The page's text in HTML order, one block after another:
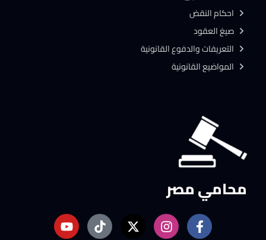
محامي مصر
احكام النقض
صيغ العقود
التعريفات والدفوع القانونية
المواضيع القانونية